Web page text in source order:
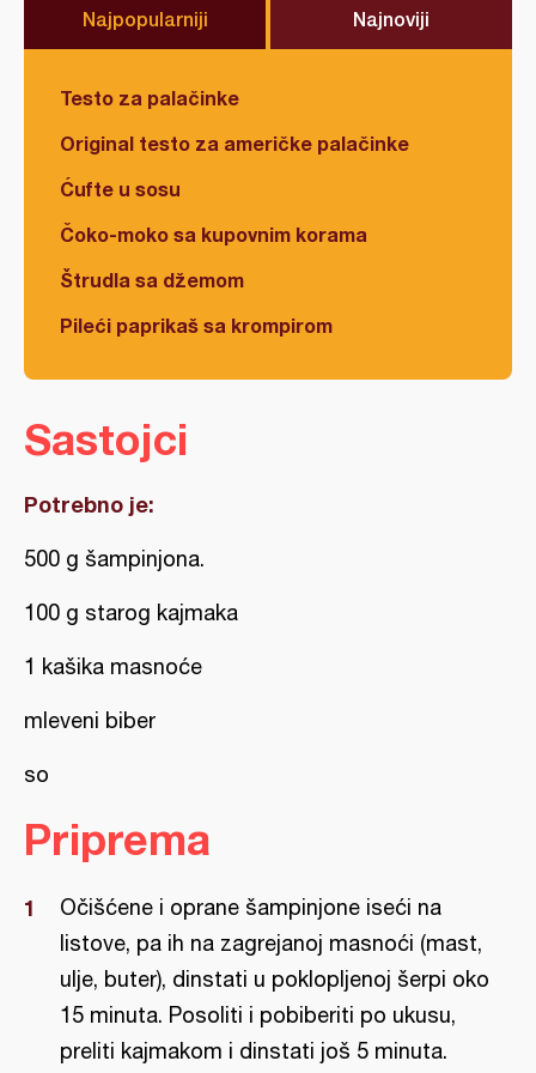
Najpopularniji Najnoviji
Testo za palačinke
Original testo za američke palačinke
Ćufte u sosu
Čoko-moko sa kupovnim korama
Štrudla sa džemom
Pileći paprikaš sa krompirom
Sastojci
Potrebno je:
500 g šampinjona.
100 g starog kajmaka
1 kašika masnoće
mleveni biber
so
Priprema
Očišćene i oprane šampinjone iseći na
listove, pa ih na zagrejanoj masnoći (mast,
ulje, buter), dinstati u poklopljenoj šerpi oko
15 minuta. Posoliti i pobiberiti po ukusu,
preliti kajmakom i dinstati još 5 minuta.